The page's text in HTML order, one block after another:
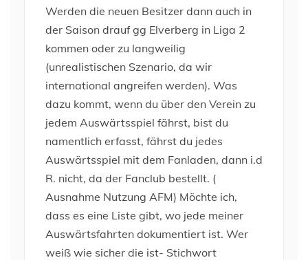
Werden die neuen Besitzer dann auch in
der Saison drauf gg Elverberg in Liga 2
kommen oder zu langweilig
(unrealistischen Szenario, da wir
international angreifen werden). Was
dazu kommt, wenn du über den Verein zu
jedem Auswärtsspiel fährst, bist du
namentlich erfasst, fährst du jedes
Auswärtsspiel mit dem Fanladen, dann i.d
R. nicht, da der Fanclub bestellt. (
Ausnahme Nutzung AFM) Möchte ich,
dass es eine Liste gibt, wo jede meiner
Auswärtsfahrten dokumentiert ist. Wer
weiß wie sicher die ist- Stichwort